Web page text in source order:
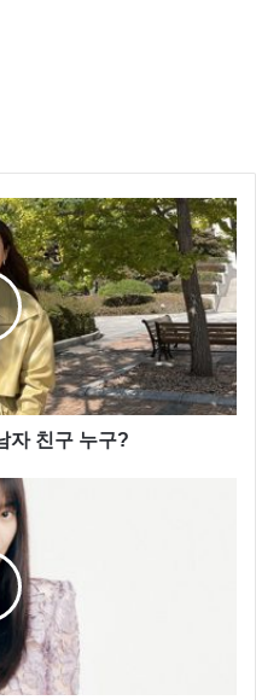
고 해도 과언이 아닌데
자 친구 누구?